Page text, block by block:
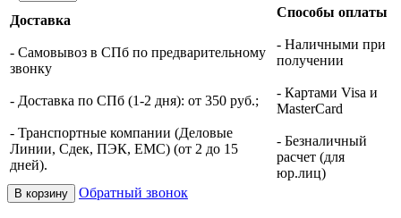
Доставка
- Самовывоз в СПб по предварительному
звонку
- Доставка по СПб (1-2 дня): от 350 руб.;
- Транспортные компании (Деловые
Линии, Сдек, ПЭК, ЕМС) (от 2 до 15
дней).
Способы оплаты
- Наличными при
получении
- Картами Visa и
MasterCard
- Безналичный
расчет (для
юр.лиц)
В корзину Обратный звонок